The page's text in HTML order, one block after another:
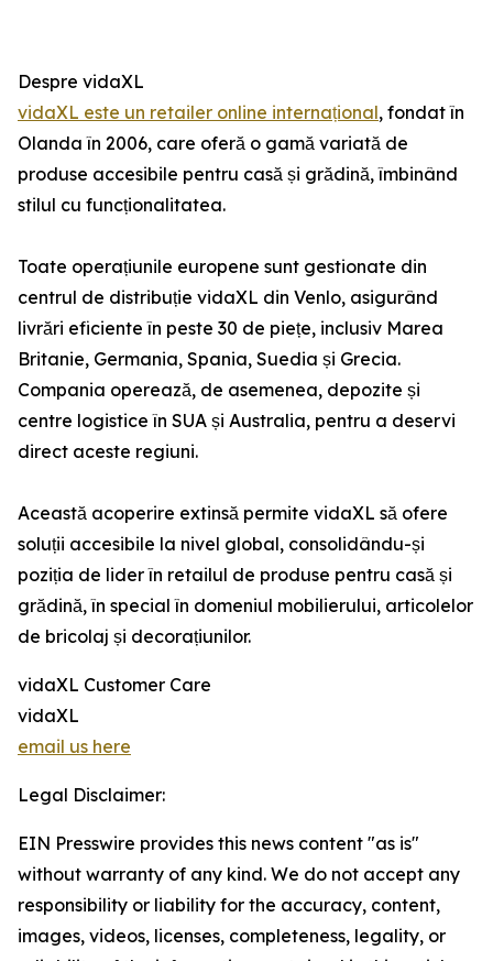
Despre vidaXL
vidaXL este un retailer online internațional, fondat în
Olanda în 2006, care oferă o gamă variată de
produse accesibile pentru casă și grădină, îmbinând
stilul cu funcționalitatea.
Toate operațiunile europene sunt gestionate din
centrul de distribuție vidaXL din Venlo, asigurând
livrări eficiente în peste 30 de piețe, inclusiv Marea
Britanie, Germania, Spania, Suedia și Grecia.
Compania operează, de asemenea, depozite și
centre logistice în SUA și Australia, pentru a deservi
direct aceste regiuni.
Această acoperire extinsă permite vidaXL să ofere
soluții accesibile la nivel global, consolidându-și
poziția de lider în retailul de produse pentru casă și
grădină, în special în domeniul mobilierului, articolelor
de bricolaj și decorațiunilor.
vidaXL Customer Care
vidaXL
email us here
Legal Disclaimer:
EIN Presswire provides this news content "as is"
without warranty of any kind. We do not accept any
responsibility or liability for the accuracy, content,
images, videos, licenses, completeness, legality, or